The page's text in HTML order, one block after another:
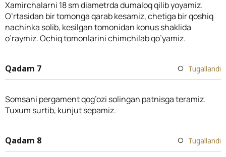
Xamirchalarni 18 sm diametrda dumaloq qilib yoyamiz.
O’rtasidan bir tomonga qarab kesamiz, chetiga bir qoshiq
nachinka solib, kesilgan tomonidan konus shaklida
o’raymiz. Ochiq tomonlarini chimchilab qo’yamiz.
Qadam 7 Tugallandi
Somsani pergament qog’ozi solingan patnisga teramiz.
Tuxum surtib, kunjut sepamiz.
Qadam 8 Tugallandi